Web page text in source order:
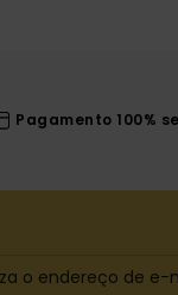
Pagamento 100%